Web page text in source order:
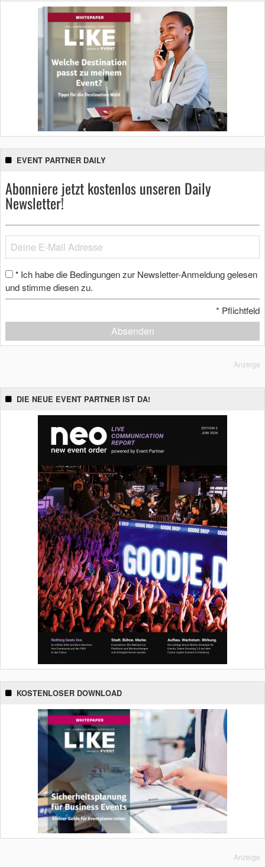
EVENT PARTNER DAILY
Abonniere jetzt kostenlos unseren Daily
Newsletter!
* Ich habe die Bedingungen zur Newsletter-Anmeldung gelesen
und stimme diesen zu.
* Pflichtfeld
Absenden
Anzeige
DIE NEUE EVENT PARTNER IST DA!
KOSTENLOSER DOWNLOAD
Anzeige